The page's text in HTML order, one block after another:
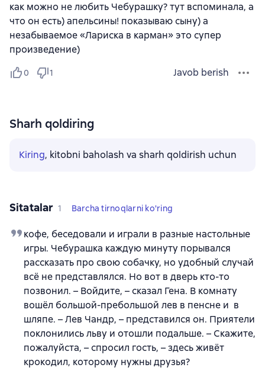
как можно не любить Чебурашку? тут вспоминала, а
что он есть) апельсины! показываю сыну) а
незабываемое «Лариска в карман» это супер
произведение)
0 1 Javob berish
Sharh qoldiring
Kiring, kitobni baholash va sharh qoldirish uchun
Sitatalar 1 Barcha tirnoqlarni ko'ring
кофе, беседовали и играли в разные настольные
игры. Чебурашка каждую минуту порывался
рассказать про свою собачку, но удобный случай
всё не представлялся. Но вот в дверь кто-то
позвонил. – Войдите, – сказал Гена. В комнату
вошёл большой-пребольшой лев в пенсне и в
шляпе. – Лев Чандр, – представился он. Приятели
поклонились льву и отошли подальше. – Скажите,
пожалуйста, – спросил гость, – здесь живёт
крокодил, которому нужны друзья?